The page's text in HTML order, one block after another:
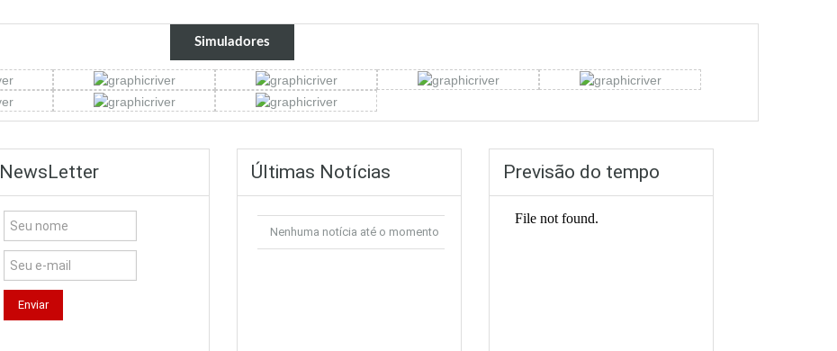
Simuladores
NewsLetter Últimas Notícias
Nenhuma notícia até o momento
Previsão do tempo